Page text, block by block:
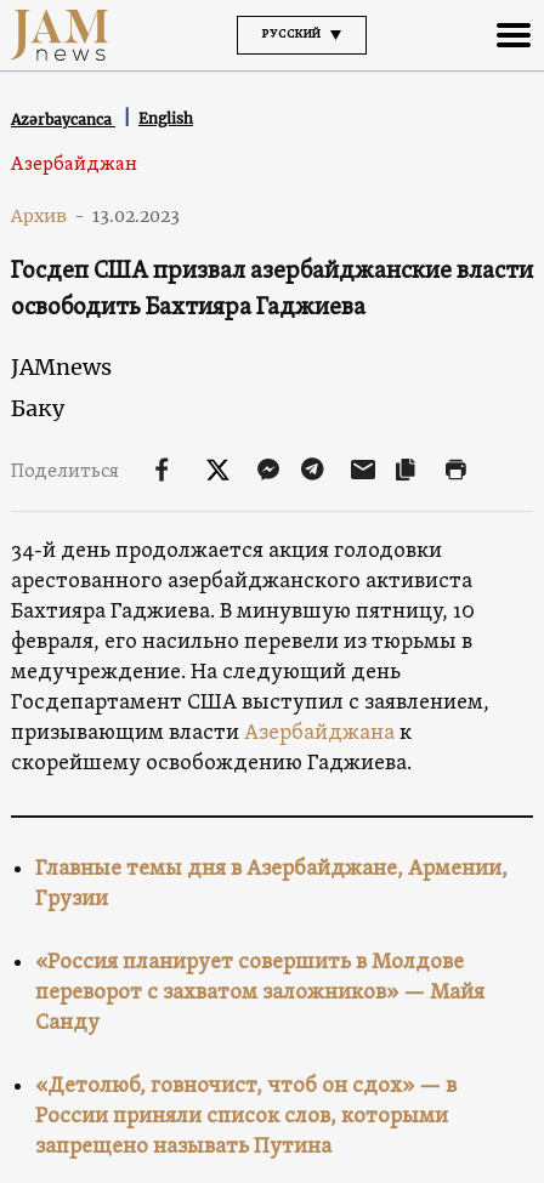
РУССКИЙ
Azərbaycanca English
Азербайджан
Архив - 13.02.2023
Госдеп США призвал азербайджанские власти
освободить Бахтияра Гаджиева
JAMnews
Баку
Поделиться
34-й день продолжается акция голодовки
арестованного азербайджанского активиста
Бахтияра Гаджиева. В минувшую пятницу, 10
февраля, его насильно перевели из тюрьмы в
медучреждение. На следующий день
Госдепартамент США выступил с заявлением,
призывающим властиАзербайджанак
скорейшему освобождению Гаджиева.
Главные темы дня в Азербайджане, Армении,
Грузии
«Россия планирует совершить в Молдове
переворот с захватом заложников» — Майя
Санду
«Детолюб, говночист, чтоб он сдох» — в
России приняли список слов, которыми
запрещено называть Путина